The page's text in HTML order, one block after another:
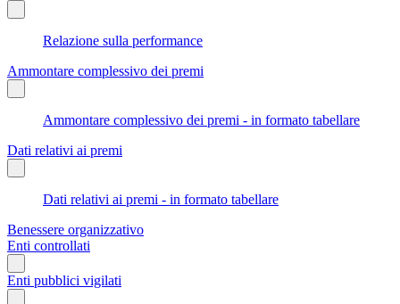
Relazione sulla performance
Ammontare complessivo dei premi
Ammontare complessivo dei premi - in formato tabellare
Dati relativi ai premi
Dati relativi ai premi - in formato tabellare
Benessere organizzativo
Enti controllati
Enti pubblici vigilati